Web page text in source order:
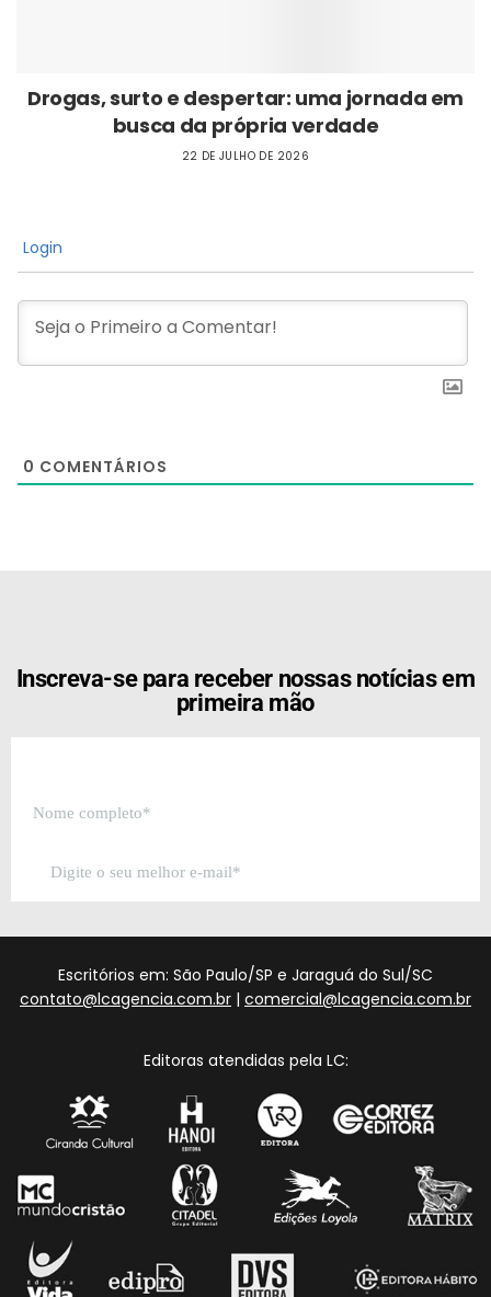
Drogas, surto e despertar: uma jornada em
busca da própria verdade
22 DE JULHO DE 2026
Login
0 COMENTÁRIOS
Inscreva-se para receber nossas notícias em
primeira mão
Escritórios em: São Paulo/SP e Jaraguá do Sul/SC
contato@lcagencia.com.br | comercial@lcagencia.com.br
Editoras atendidas pela LC: